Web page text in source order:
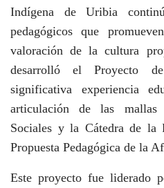
Indígena de Uribia
pedagógicos que
valoración de la cultura
desarrolló el Proyecto
significativa experiencia
articulación de las mallas
Sociales y la Cátedra de la
Propuesta Pedagógica de la
Este proyecto fue liderado